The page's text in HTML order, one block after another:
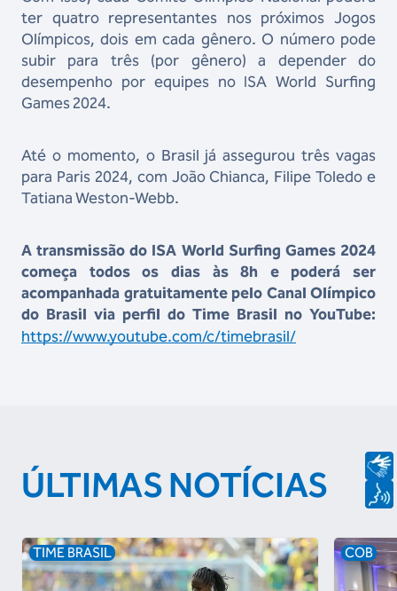
ter quatro representantes nos próximos Jogos
Olímpicos, dois em cada gênero. O número pode
subir para três (por gênero) a depender do
desempenho por equipes no ISA World Surfing
Games 2024.
Até o momento, o Brasil já assegurou três vagas
para Paris 2024, com João Chianca, Filipe Toledo e
Tatiana Weston-Webb.
A transmissão do ISA World Surfing Games 2024
começa todos os dias às 8h e poderá ser
acompanhada gratuitamente pelo Canal Olímpico
do Brasil via perfil do Time Brasil no YouTube:
https://www.youtube.com/c/timebrasil/
ÚLTIMAS NOTÍCIAS
TIME BRASIL COB